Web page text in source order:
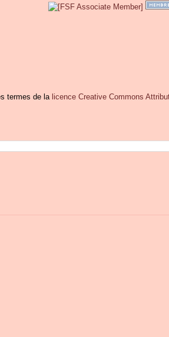
termes de la licence Creative Commons